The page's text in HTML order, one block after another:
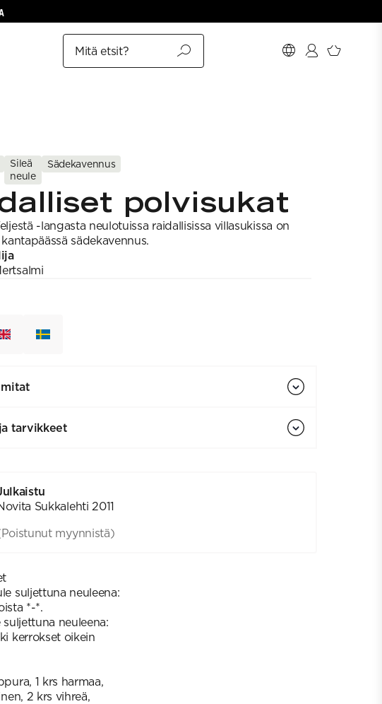
Mitä etsit?
Sileä
neule
Sädekavennus
polvisukat
-langasta neulotuissa raidallisissa villasukissa on
sädekavennus.
tarvikkeet
Sukkalehti 2011
myynnistä)
suljettuna neuleena:
*-*.
suljettuna neuleena:
kerrokset oikein
1 krs harmaa,
2 krs vihreä,